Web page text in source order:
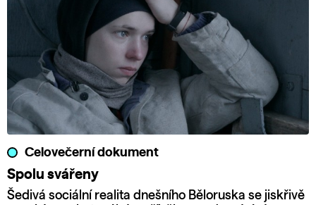
Celovečerní dokument
Spolu svářeny
Šedivá sociální realita dnešního Běloruska se jiskřivě